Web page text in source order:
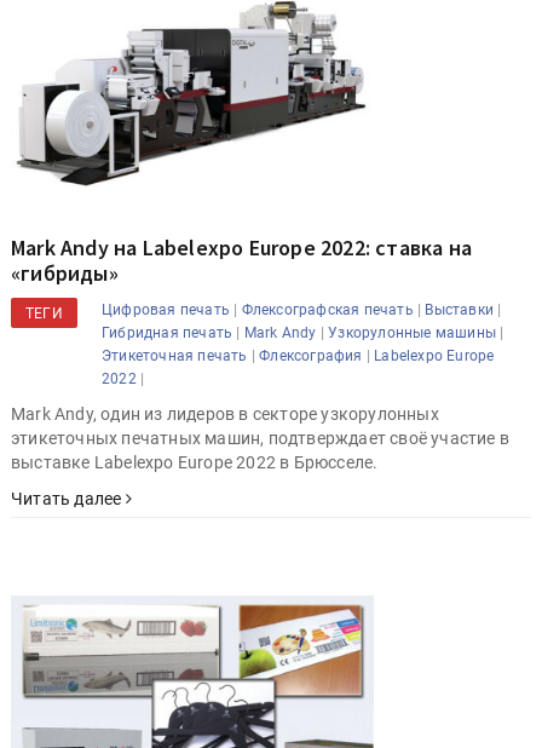
Mark Andy на Labelexpo Europe 2022: ставка на
«гибриды»
ТЕГИ Цифровая печать | Флексографская печать | Выставки |
Гибридная печать | Mark Andy |Узкорулонные машины |
Этикеточная печать |Флексография | Labelexpo Europe
2022 |
Mark Andy, один из лидеров в секторе узкорулонных
этикеточных печатных машин, подтверждает своё участие в
выставке Labelexpo Europe 2022 в Брюсселе.
Читать далее